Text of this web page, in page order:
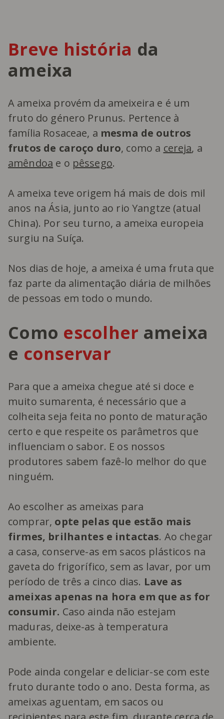
Breve história da
ameixa
A ameixa provém da ameixeira e é um
fruto do género Prunus. Pertence à
família Rosaceae, a mesma de outros
frutos de caroço duro, como a cereja, a
amêndoa e o pêssego.
A ameixa teve origem há mais de dois mil
anos na Ásia, junto ao rio Yangtze (atual
China). Por seu turno, a ameixa europeia
surgiu na Suíça.
Nos dias de hoje, a ameixa é uma fruta que
faz parte da alimentação diária de milhões
de pessoas em todo o mundo.
Como escolher ameixa
e conservar
Para que a ameixa chegue até si doce e
muito sumarenta, é necessário que a
colheita seja feita no ponto de maturação
certo e que respeite os parâmetros que
influenciam o sabor. E os nossos
produtores sabem fazê-lo melhor do que
ninguém.
Ao escolher as ameixas para
comprar, opte pelas que estão mais
firmes, brilhantes e intactas. Ao chegar
a casa, conserve-as em sacos plásticos na
gaveta do frigorífico, sem as lavar, por um
período de três a cinco dias. Lave as
ameixas apenas na hora em que as for
consumir. Caso ainda não estejam
maduras, deixe-as à temperatura
ambiente.
Pode ainda congelar e deliciar-se com este
fruto durante todo o ano. Desta forma, as
ameixas aguentam, em sacos ou